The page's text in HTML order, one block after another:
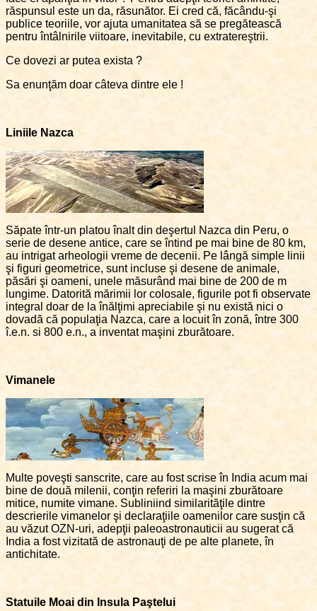
răspunsul este un da, răsunător. Ei cred că, făcându-şi
publice teoriile, vor ajuta umanitatea să se pregătească
pentru întâlnirile viitoare, inevitabile, cu extratereştrii.
Ce dovezi ar putea exista ?
Sa enunţăm doar câteva dintre ele !
Liniile Nazca
Săpate într-un platou înalt din deşertul Nazca din Peru, o
serie de desene antice, care se întind pe mai bine de 80 km,
au intrigat arheologii vreme de decenii. Pe lângă simple linii
şi figuri geometrice, sunt incluse şi desene de animale,
păsări şi oameni, unele măsurând mai bine de 200 de m
lungime. Datorită mărimii lor colosale, figurile pot fi observate
integral doar de la înălţimi apreciabile şi nu există nici o
dovadă că populaţia Nazca, care a locuit în zonă, între 300
î.e.n. si 800 e.n., a inventat maşini zburătoare.
Vimanele
Multe poveşti sanscrite, care au fost scrise în India acum mai
bine de două milenii, conţin referiri la maşini zburătoare
mitice, numite vimane. Subliniind similarităţile dintre
descrierile vimanelor şi declaraţiile oamenilor care susţin că
au văzut OZN-uri, adepţii paleoastronauticii au sugerat că
India a fost vizitată de astronauţi de pe alte planete, în
antichitate.
Statuile Moai din Insula Paştelui